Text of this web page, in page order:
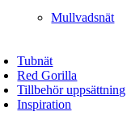
Mullvadsnät
Tubnät
Red Gorilla
Tillbehör uppsättning
Inspiration